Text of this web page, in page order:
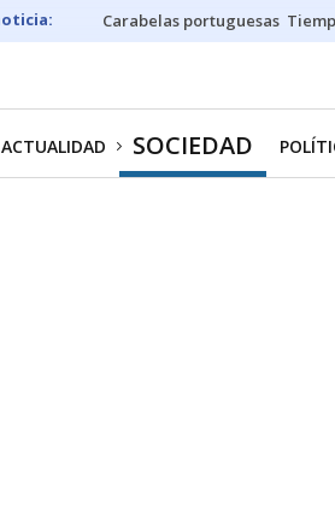
Carabelas portuguesas
ACTUALIDAD SOCIEDAD